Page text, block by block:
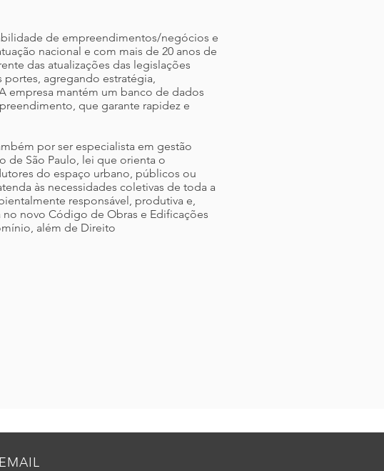
de empreendimentos/negócios e
nacional e com mais de 20 anos de
das atualizações das legislações
portes, agregando estratégia,
empresa mantém um banco de dados
que garante rapidez e
por ser especialista em gestão
de São Paulo, lei que orienta o
do espaço urbano, públicos ou
às necessidades coletivas de toda a
responsável, produtiva e,
novo Código de Obras e Edificações
além de Direito